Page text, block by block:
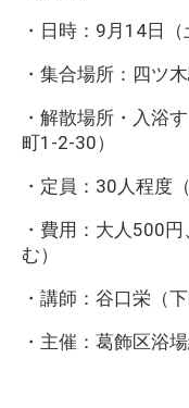
・日時：9月14日
・集合場所：四ツ
・解散場所・入浴
町1-2-30）
・定員：30人程度
・費用：大人500
む）
・講師：谷口栄（
・主催：葛飾区浴